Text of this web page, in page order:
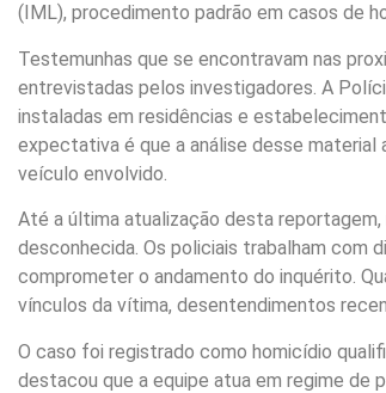
(IML), procedimento padrão em casos de
Testemunhas que se encontravam nas
entrevistadas pelos investigadores. A
instaladas em residências e
expectativa é que a análise desse
veículo envolvido.
Até a última atualização desta
desconhecida. Os policiais trabalham com
comprometer o andamento do inquérito.
vínculos da vítima, desentendimentos
O caso foi registrado como homicídio
destacou que a equipe atua em regime de